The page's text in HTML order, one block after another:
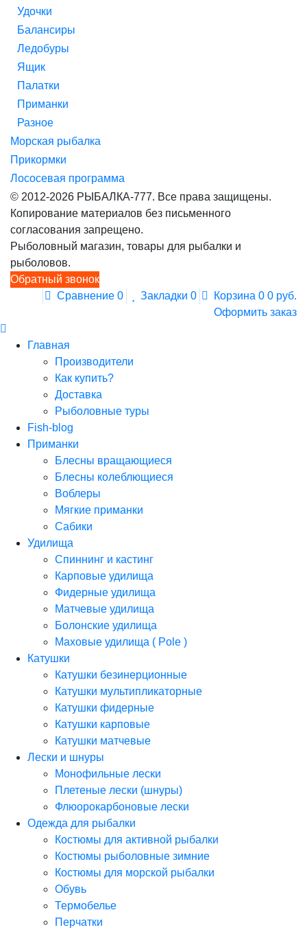
Удочки
Балансиры
Ледобуры
Ящик
Палатки
Приманки
Разное
Морская рыбалка
Прикормки
Лососевая программа
© 2012-2026 РЫБАЛКА-777. Все права защищены.
Копирование материалов без письменного
согласования запрещено.
Рыболовный магазин, товары для рыбалки и
рыболовов.
Обратный звонок
Сравнение 0 Закладки 0 Корзина 0 0 руб.
Оформить заказ
Главная
Производители
Как купить?
Доставка
Рыболовные туры
Fish-blog
Приманки
Блесны вращающиеся
Блесны колеблющиеся
Воблеры
Мягкие приманки
Сабики
Удилища
Спиннинг и кастинг
Карповые удилища
Фидерные удилища
Матчевые удилища
Болонские удилища
Маховые удилища ( Pole )
Катушки
Катушки безинерционные
Катушки мультипликаторные
Катушки фидерные
Катушки карповые
Катушки матчевые
Лески и шнуры
Монофильные лески
Плетеные лески (шнуры)
Флюорокарбоновые лески
Одежда для рыбалки
Костюмы для активной рыбалки
Костюмы рыболовные зимние
Костюмы для морской рыбалки
Обувь
Термобелье
Перчатки